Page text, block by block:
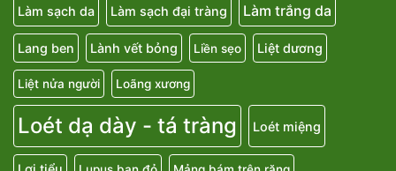
Làm sạch da Làm sạch đại tràng Làm trắng da
Lang ben Lành vết bỏng Liền sẹo Liệt dương
Liệt nửa người Loãng xương
Loét dạ dày - tá tràng Loét miệng